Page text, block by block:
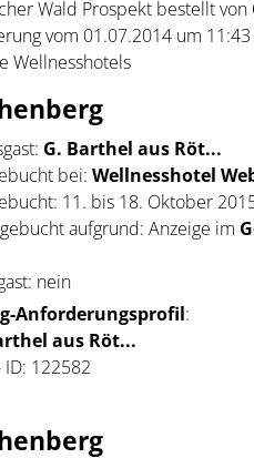
Wald Prospekt bestellt von
vom 01.07.2014 um
Wellnesshotels
G. Barthel aus Röt...
bei: Wellnesshotel
11. bis 18. Oktober
aufgrund: Anzeige im
nein
Anforderungsprofil:
aus Röt...
122582